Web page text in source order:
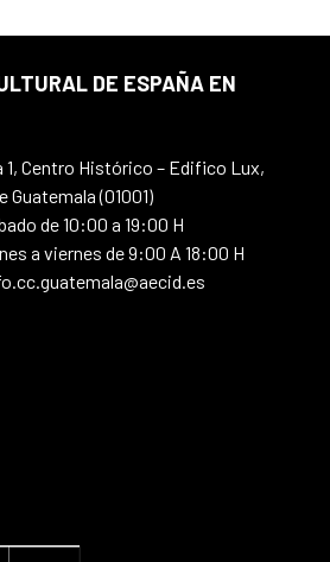
DE ESPAÑA EN
1, Centro Histórico – Edifico Lux,
Guatemala (01001)
de 10:00 a 19:00 H
a viernes de 9:00 A 18:00 H